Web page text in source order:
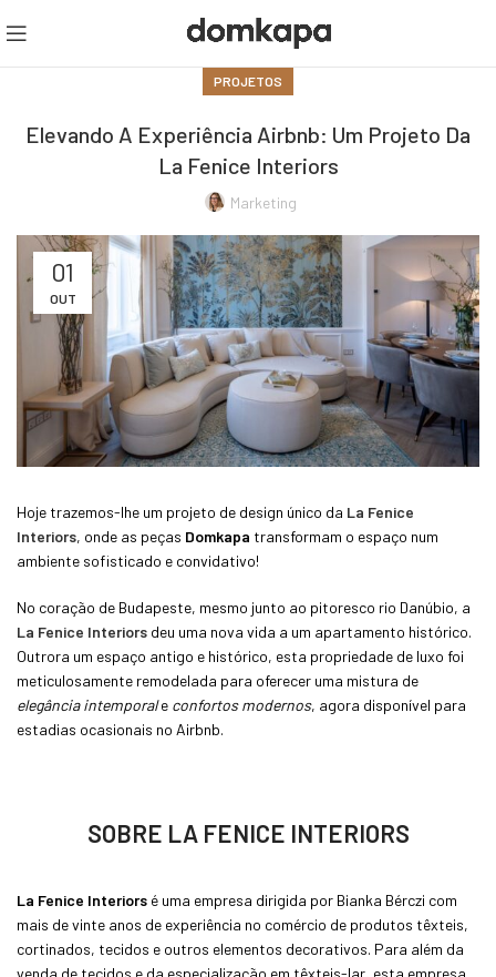
PROJETOS
Elevando A Experiência Airbnb: Um Projeto Da
La Fenice Interiors
Marketing
01
OUT
Hoje trazemos-lhe um projeto de design único da La Fenice
Interiors, onde as peças Domkapa transformam o espaço num
ambiente sofisticado e convidativo!
No coração de Budapeste, mesmo junto ao pitoresco rio Danúbio, a
La Fenice Interiors deu uma nova vida a um apartamento histórico.
Outrora um espaço antigo e histórico, esta propriedade de luxo foi
meticulosamente remodelada para oferecer uma mistura de
elegância intemporale confortos modernos, agora disponível para
estadias ocasionais no Airbnb.
SOBRE LA FENICE INTERIORS
La Fenice Interiors é uma empresa dirigida por Bianka Bérczi com
mais de vinte anos de experiência no comércio de produtos têxteis,
cortinados, tecidos e outros elementos decorativos. Para além da
venda de tecidos e da especialização em têxteis-lar, esta empresa